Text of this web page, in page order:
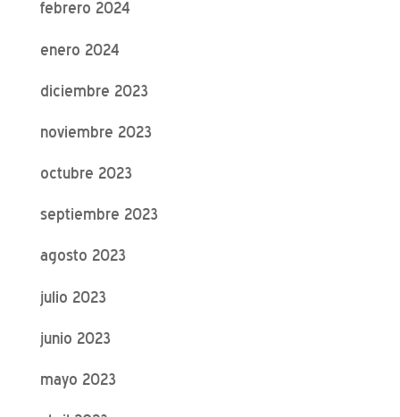
febrero 2024
enero 2024
diciembre 2023
noviembre 2023
octubre 2023
septiembre 2023
agosto 2023
julio 2023
junio 2023
mayo 2023